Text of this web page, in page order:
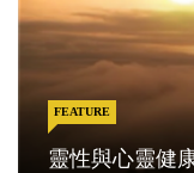
FEATURE
靈性與心靈健